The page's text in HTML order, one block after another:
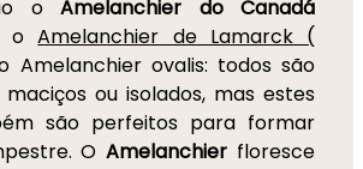
oAmelanchier do Canadá
oAmelanchier de Lamarck (
Amelanchier ovalis: todos são
ou isolados, mas estes
são perfeitos para formar
OAmelanchier floresce